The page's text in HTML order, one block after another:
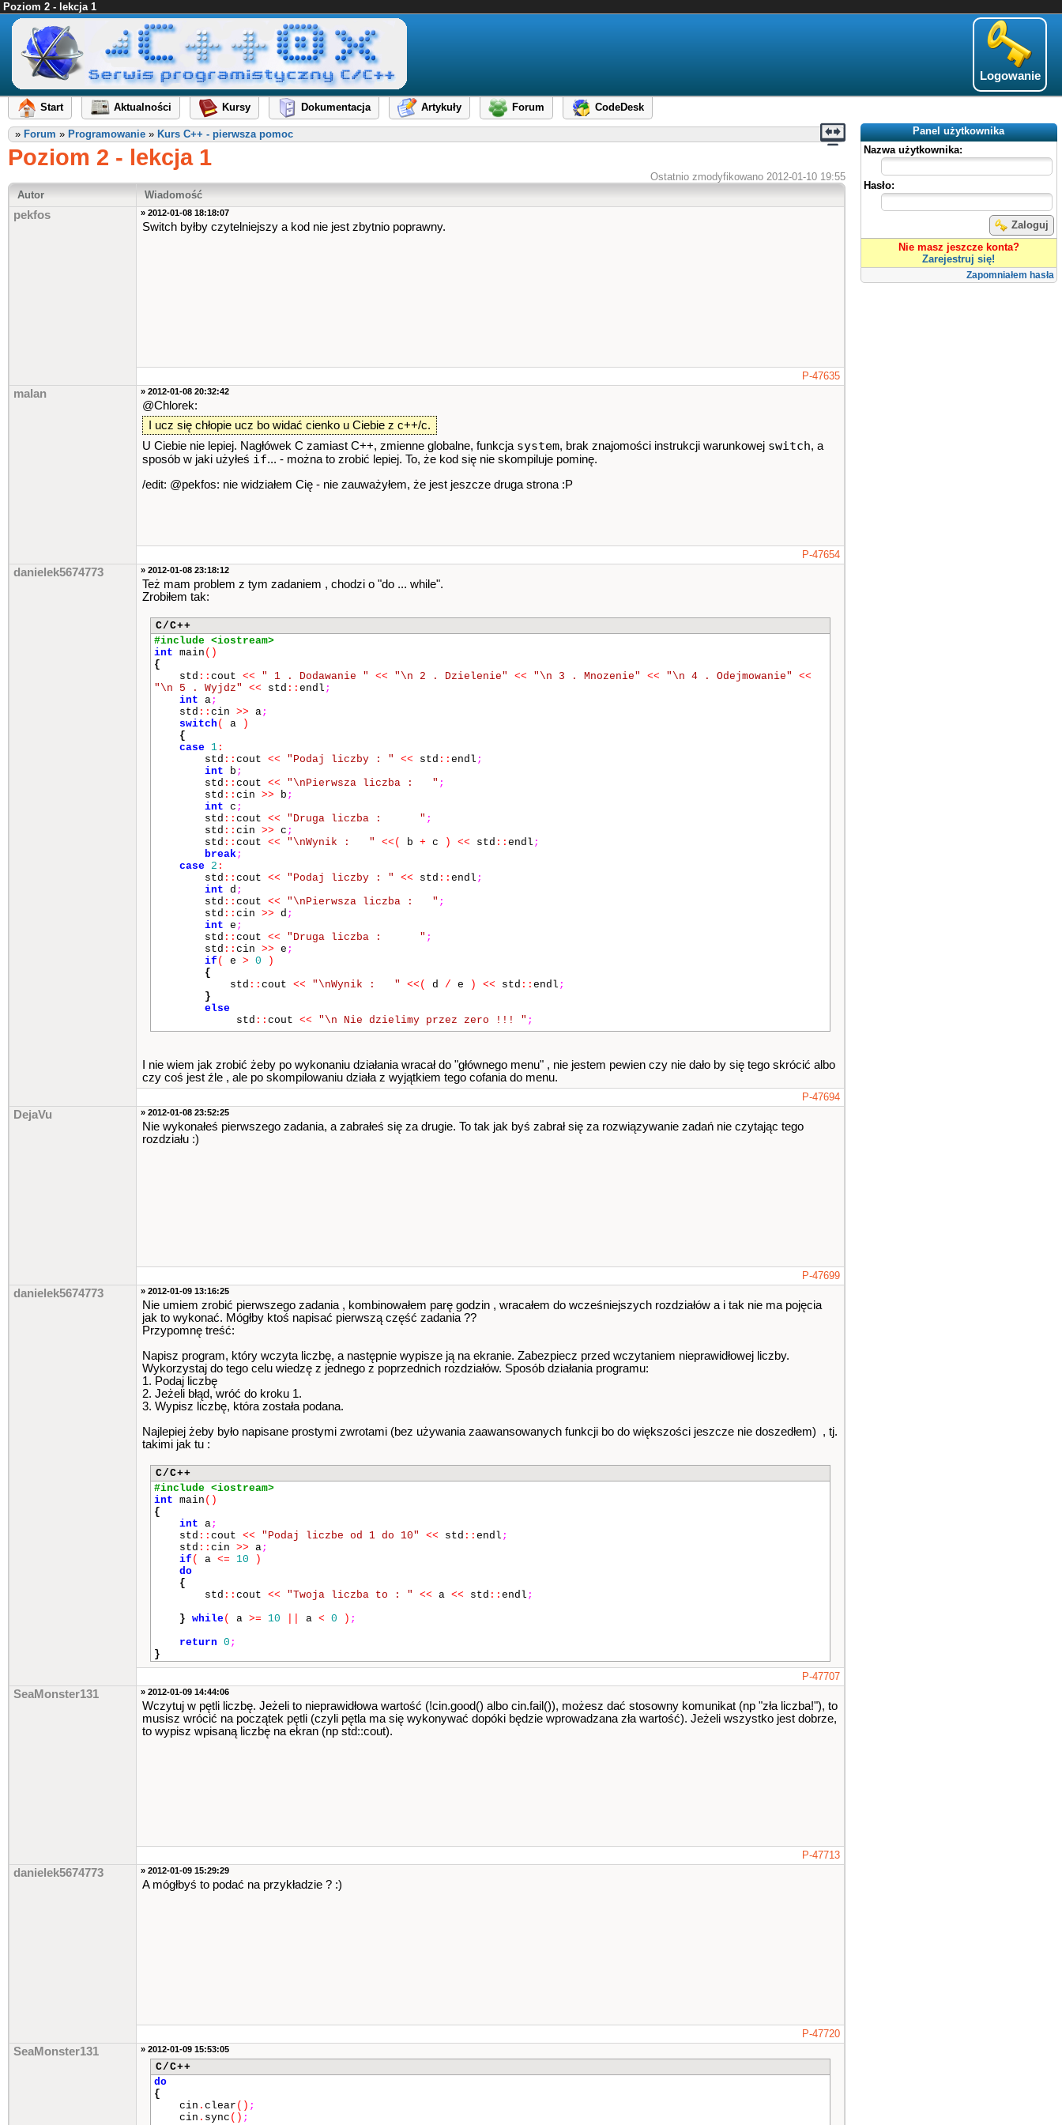
Poziom 2 - lekcja 1
Logowanie
Start Aktualności Kursy Dokumentacja Artykuły Forum
CodeDesk
Panel użytkownika
Nazwa użytkownika:
Hasło:
Zaloguj
Nie masz jeszcze konta?
Zarejestruj się!
Zapomniałem hasła
» Forum » Programowanie » Kurs C++ - pierwsza pomoc
Poziom 2 - lekcja 1
Ostatnio zmodyfikowano 2012-01-10 19:55
Autor
Wiadomość
pekfos » 2012-01-08 18:18:07
Switch byłby czytelniejszy a kod nie jest zbytnio poprawny.
P-47635
malan » 2012-01-08 20:32:42
@Chlorek:
I ucz się chłopie ucz bo widać cienko u Ciebie z c++/c.
U Ciebie nie lepiej. Nagłówek C zamiast C++, zmienne globalne, funkcja system, brak znajomości instrukcji warunkowej switch, a
sposób w jaki użyłeś if... - można to zrobić lepiej. To, że kod się nie skompiluje pominę.
/edit: @pekfos: nie widziałem Cię - nie zauważyłem, że jest jeszcze druga strona :P
P-47654
danielek5674773 » 2012-01-08 23:18:12
Też mam problem z tym zadaniem , chodzi o "do ... while".
Zrobiłem tak:
C/C++
#include <iostream>
int main ()
{
std :: cout << " 1 . Dodawanie " << "\n 2 . Dzielenie" << "\n 3 . Mnozenie" << "\n 4 . Odejmowanie"
<<
"\n 5 . Wyjdz"
<< std :: endl ;
int a;
std :: cin >> a;
switch ( a
)
{
case 1 :
std :: cout << "Podaj liczby : " << std :: endl ;
int b ;
std :: cout << "\nPierwsza liczba : " ;
std :: cin >> b ;
int c ;
std :: cout << "Druga liczba : " ;
std :: cin >> c ;
std :: cout << "\nWynik : " << ( b + c ) << std :: endl ;
break;
case 2 :
std :: cout << "Podaj liczby : " << std :: endl ;
int d ;
std :: cout << "\nPierwsza liczba : " ;
std :: cin >> d ;
int e ;
std :: cout << "Druga liczba : " ;
std :: cin >> e ;
if ( e > 0
)
{
std :: cout << "\nWynik : " << ( d / e ) << std :: endl ;
}
else
std :: cout << "\n Nie dzielimy przez zero !!! " ;
std::cout<< "Podaj liczby : " <<std :: endl;
int f;
std::cout<< "\nPierwsza liczba : ";
std::cin>>f;
intj
std::cout<< "Druga liczba : " ;
std
std::cout<< "\nWynik : " <<(g-h);
}
return 0;
I nie wiem jak zrobić żeby po wykonaniu działania wracał do "głównego menu" , nie jestem pewien czy nie dało by się tego skrócić albo
czy coś jest źle , ale po skompilowaniu działa z wyjątkiem tego cofania do menu.
P-47694
DejaVu » 2012-01-08 23:52:25
Nie wykonałeś pierwszego zadania, a zabrałeś się za drugie. To tak jak byś zabrał się za rozwiązywanie zadań nie czytając tego
rozdziału :)
P-47699
danielek5674773 » 2012-01-09 13:16:25
Nie umiem zrobić pierwszego zadania , kombinowałem parę godzin , wracałem do wcześniejszych rozdziałów a i tak nie ma pojęcia
jak to wykonać. Mógłby ktoś napisać pierwszą część zadania ??
Przypomnę treść:
Napisz program, który wczyta liczbę, a następnie wypisze ją na ekranie. Zabezpiecz przed wczytaniem nieprawidłowej liczby.
Wykorzystaj do tego celu wiedzę z jednego z poprzednich rozdziałów. Sposób działania programu:
1. Podaj liczbę
2. Jeżeli błąd, wróć do kroku 1.
3. Wypisz liczbę, która została podana.
Najlepiej żeby było napisane prostymi zwrotami (bez używania zaawansowanych funkcji bo do większości jeszcze nie doszedłem) , tj.
takimi jak tu :
C/C++
#include <iostream>
int main ()
{
int a;
std :: cout << "Podaj liczbe od 1 do 10" << std :: endl ;
std :: cin >> a;
if ( a <= 10
)
do
{
std :: cout << "Twoja liczba to : " << a << std :: endl ;
} while( a >= 10 a < 0 ) ;
return 0 ;
}
P-47707
SeaMonster131 » 2012-01-09 14:44:06
Wczytuj w pętli liczbę. Jeżeli to nieprawidłowa wartość (!cin.good() albo cin.fail()), możesz dać stosowny komunikat (np "zła liczba!"), to
musisz wrócić na początek pętli (czyli pętla ma się wykonywać dopóki będzie wprowadzana zła wartość). Jeżeli wszystko jest dobrze,
to wypisz wpisaną liczbę na ekran (np std::cout).
P-47713
danielek5674773 » 2012-01-09 15:29:29
A mógłbyś to podać na przykładzie ? :)
P-47720
SeaMonster131 » 2012-01-09 15:53:05
C/C++
do
{
cin . clear () ;
cin . sync () ;